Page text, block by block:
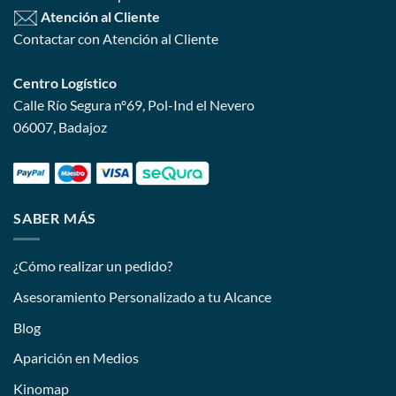
Atención al Cliente
Contactar con Atención al Cliente
Centro Logístico
Calle Río Segura nº69, Pol-Ind el Nevero
06007, Badajoz
SABER MÁS
¿Cómo realizar un pedido?
Asesoramiento Personalizado a tu Alcance
Blog
Aparición en Medios
Kinomap